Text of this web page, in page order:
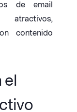
de email
contenido
el